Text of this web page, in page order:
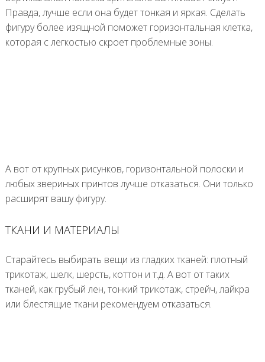
Правда, лучше если она будет тонкая и яркая. Сделать
фигуру более изящной поможет горизонтальная клетка,
которая с легкостью скроет проблемные зоны.
А вот от крупных рисунков, горизонтальной полоски и
любых звериных принтов лучше отказаться. Они только
расширят вашу фигуру.
ТКАНИ И МАТЕРИАЛЫ
Старайтесь выбирать вещи из гладких тканей: плотный
трикотаж, шелк, шерсть, коттон и т.д. А вот от таких
тканей, как грубый лен, тонкий трикотаж, стрейч, лайкра
или блестящие ткани рекомендуем отказаться.